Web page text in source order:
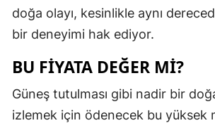
doğa olayı, kesinlikle aynı
bir deneyimi hak ediyor.
BU FIYATA DEĞER MI?
Güneş tutulması gibi nadir bir
izlemek için ödenecek bu yüksek